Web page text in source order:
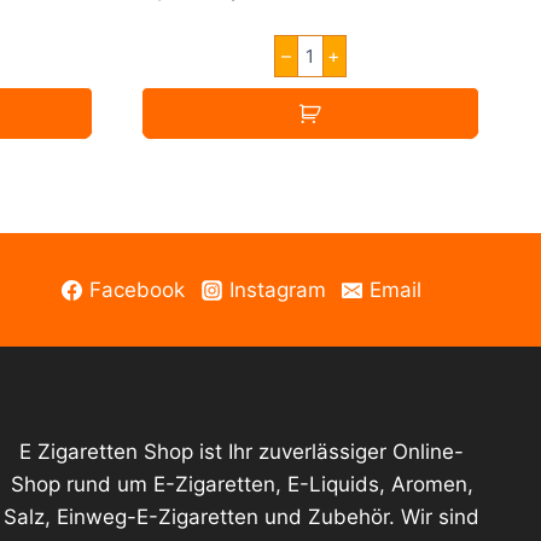
4,99 €.
is:
1,00 €.
–
HARTVAPE
PEACH
ICE
0mg
Nikotin
Menge
+
Facebook Instagram Email
E Zigaretten Shop ist Ihr zuverlässiger Online-
Shop rund um E-Zigaretten, E-Liquids, Aromen,
Salz, Einweg-E-Zigaretten und Zubehör. Wir sind